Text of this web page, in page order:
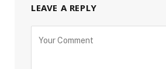
LEAVE A REPLY